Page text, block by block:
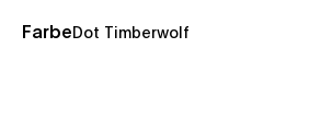
Farbe Dot Timberwolf